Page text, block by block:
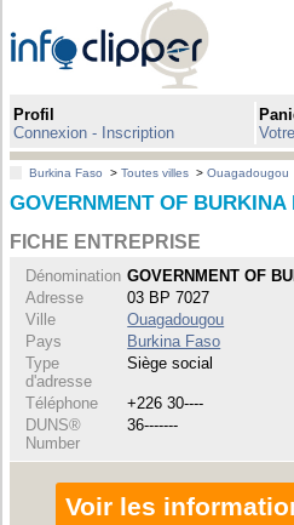
Profil
Connexion - Inscription
Burkina Faso >Toutes villes >Ouagadougou
GOVERNMENT OF
FICHE ENTREPRISE
Dénomination GOVERNMENT OF
Adresse
03 BP 7027
Ville
Ouagadougou
Pays
Burkina Faso
Type
d'adresse
Siège social
Téléphone
+226 30----
DUNS®
Number
36-------
Voir les